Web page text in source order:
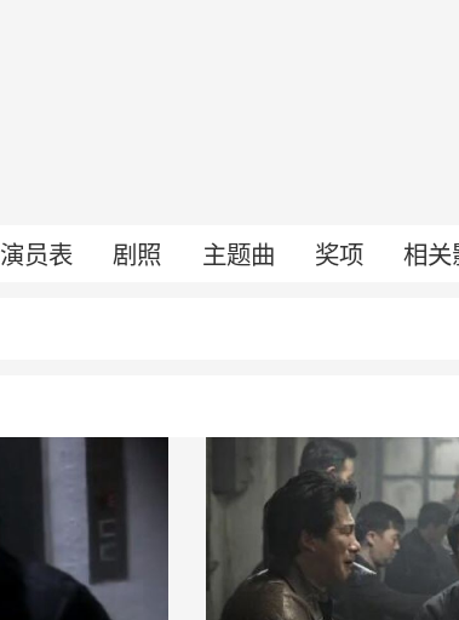
演员表 剧照 主题曲 奖项 相关